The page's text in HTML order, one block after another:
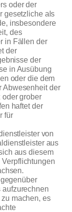
oder der
gesetzliche als
insbesondere
des
in Fällen der
der
der
in Ausübung
oder die dem
Abwesenheit der
oder grober
haftet der
für
von
aus
aus diesem
aufzurechnen
machen, es